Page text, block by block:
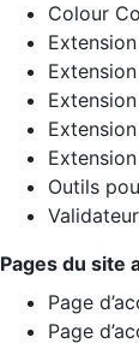
Colour
Outils
Pages du site
Page
Page